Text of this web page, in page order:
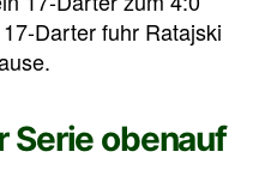
Darter fuhr Ratajski
Serie obenauf